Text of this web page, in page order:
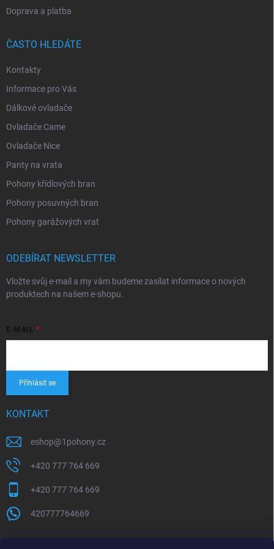
Doprava a platba
ČASTO HLEDÁTE
Kontakty
Informace pro Vás
Dálkové ovladače
Ovladače Came
Ovladače Nice
Panty na vrata
Pohony křídlových bran
Pohony posuvných bran
Pohony garážových vrat
ODEBÍRAT NEWSLETTER
Vložte svůj e-mail a my vám budeme zasílat informace o nových
produktech na našem e-shopu.
E-MAIL
Přihlásit se
KONTAKT
eshop@1pohony.cz
+420 777 764 669
+420 777 764 669
420777764669